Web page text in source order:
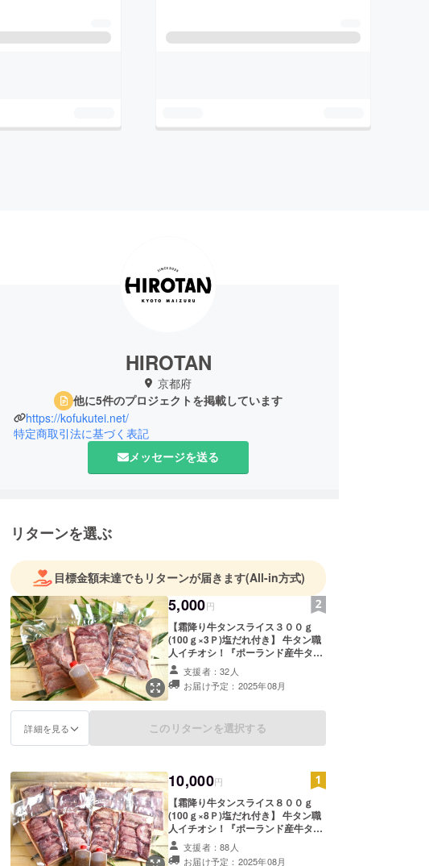
HIROTAN
京都府
他に5件のプロジェクトを掲載しています
https://kofukutei.net/
特定商取引法に基づく表記
メッセージを送る
リターンを選ぶ
目標金額未達でもリターンが届きます(All-in方式)
5,000円
【霜降り牛タンスライス３００ｇ
(100ｇ×3Ｐ)塩だれ付き】 牛タン職
人イチオシ！『ポーランド産牛タ
ン』の希少部位「タン元のみ」使
用。 発酵干草と穀物を与えられて育
つので、ほのかに甘みがあり、臭み
です。 ・職人が丁寧に手切りをして
います。 ・100ｇずつ真空包装され
くだけ簡単に美味しくお召し上がり
いただけます。 忙しいママさん達に
も、料理が苦手という方など、どな
た様にも嬉しい仕様でお届けいたし
ます。 ・絶妙なうまさの特製塩だれ
もお付けしております。 これが牛タ
ン!?と驚くほど柔らかく、霜降りで
ジューシーな牛タンを是非ご堪能く
支援者：32人
お届け予定：2025年08月
詳細を見る このリターンを選択する
10,000円
【霜降り牛タンスライス８００ｇ
(100ｇ×8Ｐ)塩だれ付き】 牛タン職
人イチオシ！『ポーランド産牛タ
ン』の希少部位「タン元のみ」使
用。 発酵干草と穀物を与えられて育
支援者：88人
お届け予定：2025年08月